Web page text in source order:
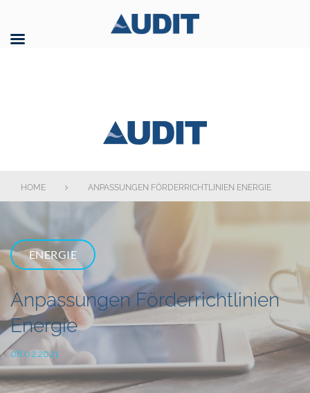
AUDIT GmbH
HOME ANPASSUNGEN FÖRDERRICHTLINIEN ENERGIE
ENERGIE
Anpassungen Förderrichtlinien
Energie
08.02.2021